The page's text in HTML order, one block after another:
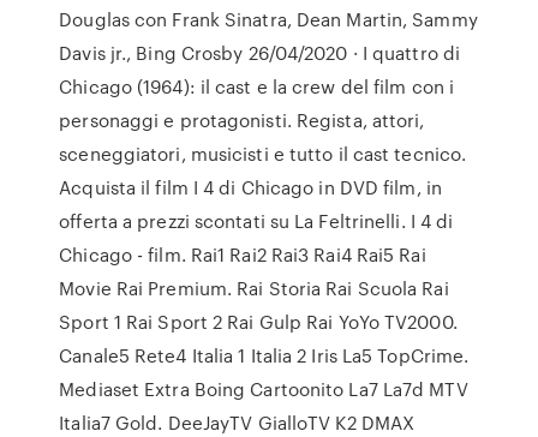
Douglas con Frank Sinatra, Dean Martin, Sammy
Davis jr., Bing Crosby 26/04/2020 · I quattro di
Chicago (1964): il cast e la crew del film con i
personaggi e protagonisti. Regista, attori,
sceneggiatori, musicisti e tutto il cast tecnico.
Acquista il film I 4 di Chicago in DVD film, in
offerta a prezzi scontati su La Feltrinelli. I 4 di
Chicago - film. Rai1 Rai2 Rai3 Rai4 Rai5 Rai
Movie Rai Premium. Rai Storia Rai Scuola Rai
Sport 1 Rai Sport 2 Rai Gulp Rai YoYo TV2000.
Canale5 Rete4 Italia 1 Italia 2 Iris La5 TopCrime.
Mediaset Extra Boing Cartoonito La7 La7d MTV
Italia7 Gold. DeeJayTV GialloTV K2 DMAX